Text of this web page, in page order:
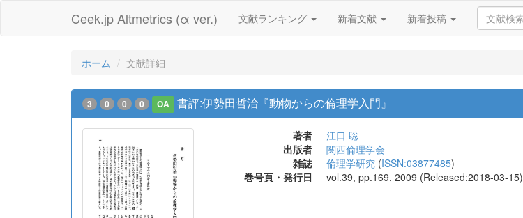
Ceek.jp Altmetrics (α ver.) 文献ランキング 新着文献 新着投稿
ホーム 文献詳細
3 0 0 0 OA 書評:伊勢田哲治『動物からの倫理学入門』
著者
江口 聡
出版者
関西倫理学会
雑誌
倫理学研究 (ISSN:03877485)
巻号頁・発行日
vol.39, pp.169, 2009 (Released:2018-03-15)